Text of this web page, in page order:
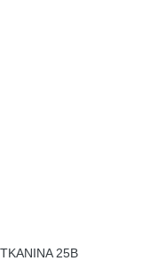
25B